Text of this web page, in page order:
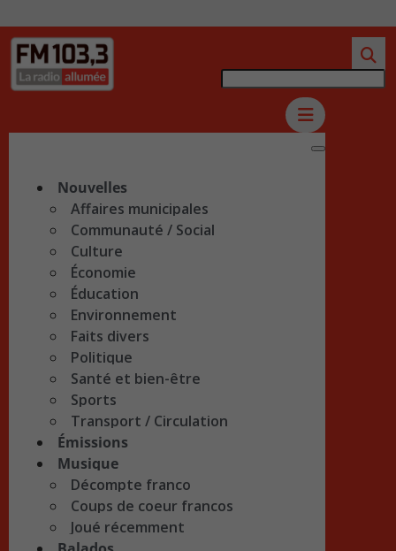
Nouvelles
Affaires municipales
Communauté / Social
Culture
Économie
Éducation
Environnement
Faits divers
Politique
Santé et bien-être
Sports
Transport / Circulation
Émissions
Musique
Décompte franco
Coups de coeur francos
Joué récemment